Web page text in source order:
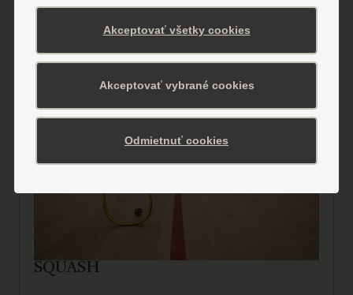
SQUASH
Akceptovať všetky cookies
Akceptovať vybrané cookies
Odmietnuť cookies